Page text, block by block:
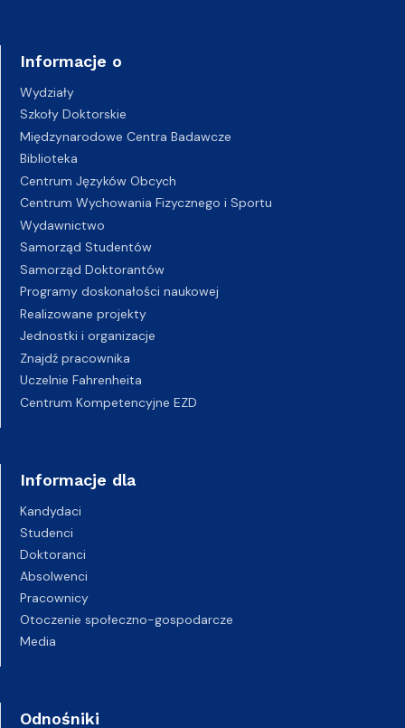
Informacje o
Wydziały
Szkoły Doktorskie
Międzynarodowe Centra Badawcze
Biblioteka
Centrum Języków Obcych
Centrum Wychowania Fizycznego i Sportu
Wydawnictwo
Samorząd Studentów
Samorząd Doktorantów
Programy doskonałości naukowej
Realizowane projekty
Jednostki i organizacje
Znajdź pracownika
Uczelnie Fahrenheita
Centrum Kompetencyjne EZD
Informacje dla
Kandydaci
Studenci
Doktoranci
Absolwenci
Pracownicy
Otoczenie społeczno-gospodarcze
Media
Odnośniki